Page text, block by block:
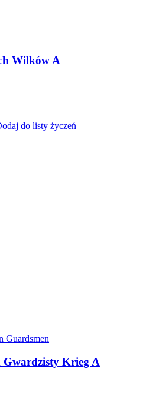
Wilków A
do listy życzeń
Guardsmen
Gwardzisty Krieg A